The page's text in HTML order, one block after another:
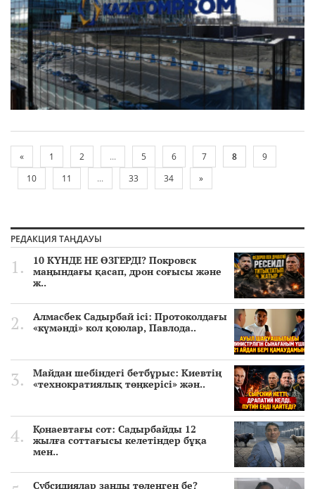
« 1 2 ... 5 6 7 8
9
10
11 ... 33 34 »
РЕДАКЦИЯ ТАҢДАУЫ
10 КҮНДЕ НЕ ӨЗГЕРДІ? Покровск
маңындағы қасап, дрон соғысы және
ж..
Алмасбек Садырбай ісі: Протоколдағы
«күмәнді» кол қоюлар, Павлода..
Майдан шебіндегі бетбұрыс: Киевтің
«технократиялық төңкерісі» жән..
Қонаевтағы сот: Садырбайды 12
жылға соттағысы келетіндер бұқа
мен..
Субсидиялар заңды төленген бе?